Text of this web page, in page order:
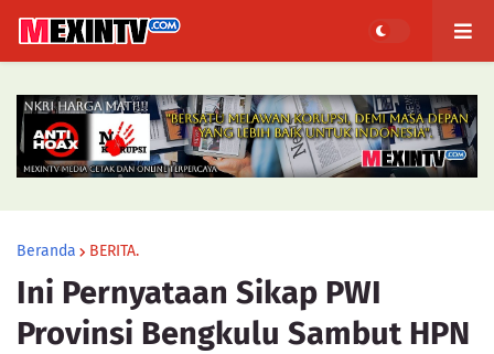
Beranda BERITA.
Ini Pernyataan Sikap PWI
Provinsi Bengkulu Sambut HPN